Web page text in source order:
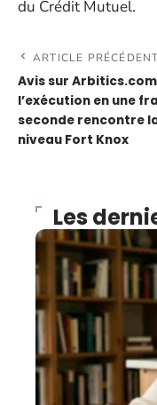
du Crédit Mutuel.
ARTICLE PRÉCÉDENT
Avis sur
l’exécution en une
seconde rencontre
niveau Fort Knox
Les